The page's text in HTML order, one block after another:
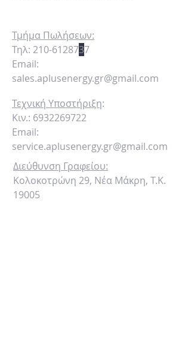
Τμήμα Πωλήσεων:
Τηλ: 210-6128737
Email:
sales.aplusenergy.gr@gmail.com
Τεχνική Υποστήριξη:
Κιν.: 6932269722
Email:
service.aplusenergy.gr@gmail.com
Διεύθυνση Γραφείου:
Κολοκοτρώνη 29, Νέα Μάκρη, Τ.Κ.
19005